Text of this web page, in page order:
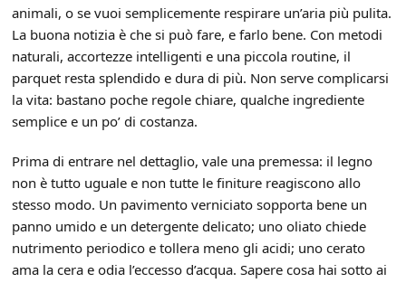
animali, o se vuoi semplicemente respirare un’aria più pulita.
La buona notizia è che si può fare, e farlo bene. Con metodi
naturali, accortezze intelligenti e una piccola routine, il
parquet resta splendido e dura di più. Non serve complicarsi
la vita: bastano poche regole chiare, qualche ingrediente
semplice e un po’ di costanza.
Prima di entrare nel dettaglio, vale una premessa: il legno
non è tutto uguale e non tutte le finiture reagiscono allo
stesso modo. Un pavimento verniciato sopporta bene un
panno umido e un detergente delicato; uno oliato chiede
nutrimento periodico e tollera meno gli acidi; uno cerato
ama la cera e odia l’eccesso d’acqua. Sapere cosa hai sotto ai